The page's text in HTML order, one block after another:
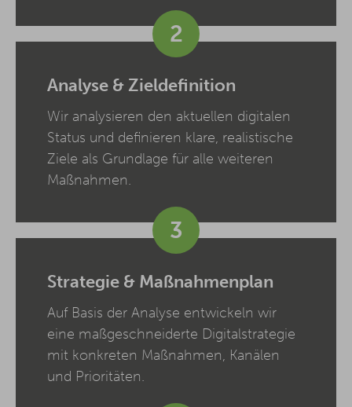
2
Analyse & Zieldefinition
Wir analysieren den aktuellen digitalen
Status und definieren klare, realistische
Ziele als Grundlage für alle weiteren
Maßnahmen.
3
Strategie & Maßnahmenplan
Auf Basis der Analyse entwickeln wir
eine maßgeschneiderte Digitalstrategie
mit konkreten Maßnahmen, Kanälen
und Prioritäten.